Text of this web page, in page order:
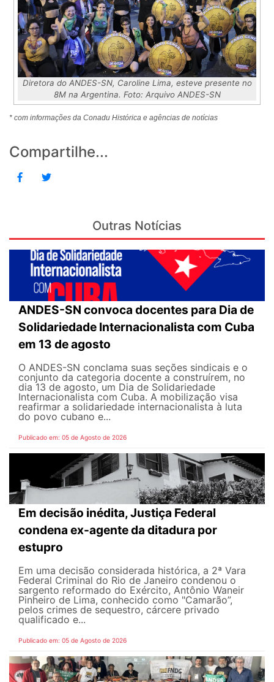
Diretora do ANDES-SN, Caroline Lima, esteve presente no
8M na Argentina. Foto: Arquivo ANDES-SN
* com informações da Conadu Histórica e agências de notícias
Compartilhe...
Outras Notícias
ANDES-SN convoca docentes para Dia de
Solidariedade Internacionalista com Cuba
em 13 de agosto
O ANDES-SN conclama suas seções sindicais e o
conjunto da categoria docente a construírem, no
dia 13 de agosto, um Dia de Solidariedade
Internacionalista com Cuba. A mobilização visa
reafirmar a solidariedade internacionalista à luta
do povo cubano e...
Publicado em: 05 de Agosto de 2026
Em decisão inédita, Justiça Federal
condena ex-agente da ditadura por
estupro
Em uma decisão considerada histórica, a 2ª Vara
Federal Criminal do Rio de Janeiro condenou o
sargento reformado do Exército, Antônio Waneir
Pinheiro de Lima, conhecido como "Camarão”,
pelos crimes de sequestro, cárcere privado
qualificado e...
Publicado em: 05 de Agosto de 2026